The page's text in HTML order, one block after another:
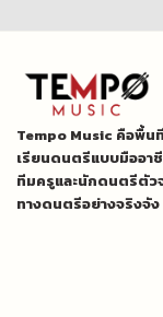
Tempo Music คือพื้น
เรียนดนตรีแบบมืออา
ทีมครูและนักดนตรีตัว
ทางดนตรีอย่างจริงจัง